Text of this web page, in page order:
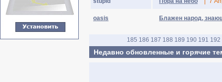
oasis Блажен народ,
185 186 187 188 189 190 191 192
Недавно обновленные и горячие